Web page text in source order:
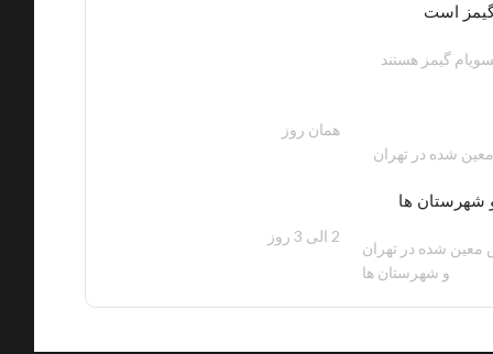
است
گیمز هستند
شده در تهران
همان روز
شهرستان ها
شده در تهران
و شهرستان ها
2 الی 3 روز